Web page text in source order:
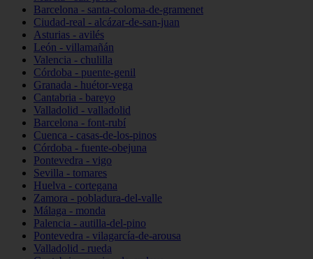
Barcelona - santa-coloma-de-gramenet
Ciudad-real - alcázar-de-san-juan
Asturias - avilés
León - villamañán
Valencia - chulilla
Córdoba - puente-genil
Granada - huétor-vega
Cantabria - bareyo
Valladolid - valladolid
Barcelona - font-rubí
Cuenca - casas-de-los-pinos
Córdoba - fuente-obejuna
Pontevedra - vigo
Sevilla - tomares
Huelva - cortegana
Zamora - pobladura-del-valle
Málaga - monda
Palencia - autilla-del-pino
Pontevedra - vilagarcía-de-arousa
Valladolid - rueda